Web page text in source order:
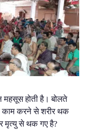
महसूस होती है। बोलते
करने से शरीर थक
मृत्यु से थक गए है?